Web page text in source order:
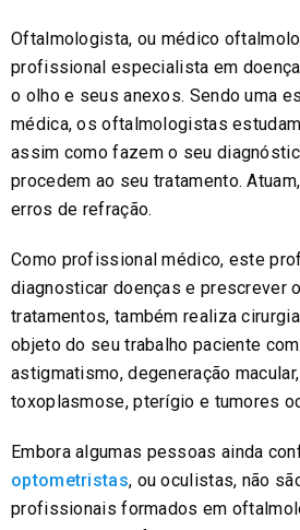
Oftalmologista, ou médico
profissional especialista em
o olho e seus anexos. Sendo uma
médica, os oftalmologistas
assim como fazem o seu
procedem ao seu tratamento.
erros de refração.
Como profissional médico, este
diagnosticar doenças e prescrever
tratamentos, também realiza
objeto do seu trabalho paciente
astigmatismo, degeneração
toxoplasmose, pterígio e tumores
Embora algumas pessoas ainda
optometristas, ou oculistas, não
profissionais formados em